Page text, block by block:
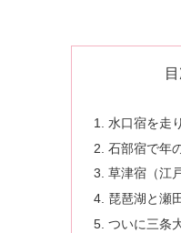
水口宿を走
石部宿で年
草津宿（江
琵琶湖と瀬
ついに三条